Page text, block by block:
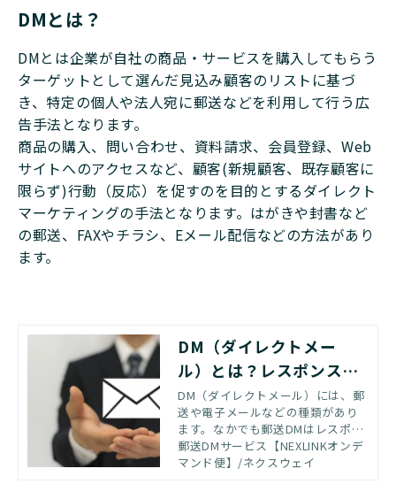
DMとは？
DMとは企業が自社の商品・サービスを購入してもらう
ターゲットとして選んだ見込み顧客のリストに基づ
き、特定の個人や法人宛に郵送などを利用して行う広
告手法となります。
商品の購入、問い合わせ、資料請求、会員登録、Web
サイトへのアクセスなど、顧客(新規顧客、既存顧客に
限らず)行動（反応）を促すのを目的とするダイレクト
マーケティングの手法となります。はがきや封書など
の郵送、FAXやチラシ、Eメール配信などの方法があり
ます。
DM（ダイレクトメー
ル）とは？レスポンス率
の高いDMの作り方を紹
介
DM（ダイレクトメール）には、郵
送や電子メールなどの種類があり
ます。なかでも郵送DMはレスポン
ス率が比較的高く、ターゲットに
合うデザインができるなどマーケ
郵送DMサービス【NEXLINKオンデ
マンド便】/ネクスウェイ